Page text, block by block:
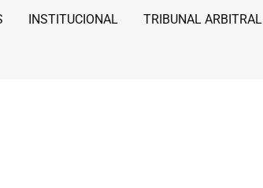
INSTITUCIONAL TRIBUNAL ARBITRAL